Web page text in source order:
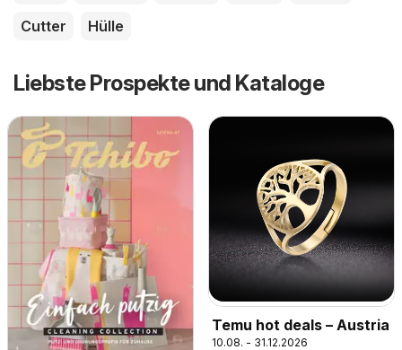
Cutter
Hülle
Liebste Prospekte und Kataloge
Temu hot deals – Austria
10.08. - 31.12.2026